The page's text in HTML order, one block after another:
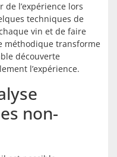
l’expérience lors
techniques de
vin et de faire
méthodique transforme
découverte
l’expérience.
non-